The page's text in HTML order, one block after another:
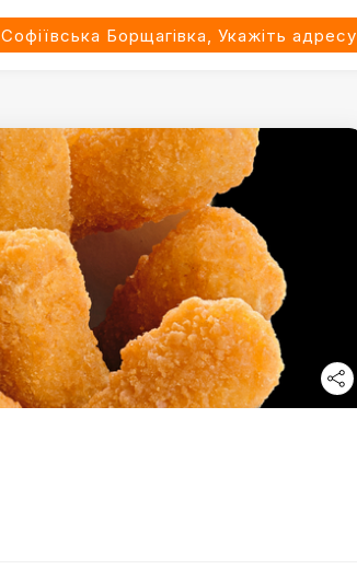
Софіївська Борщагівка, Укажіть адресу